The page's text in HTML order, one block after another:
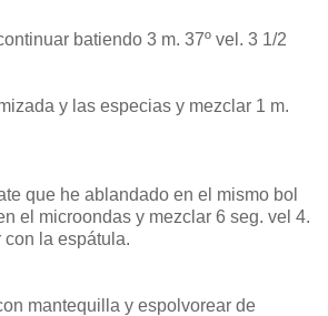
batiendo 3 m. 37º vel. 3 1/2
y las especias y mezclar 1 m.
que he ablandado en el mismo bol
el microondas y mezclar 6 seg. vel 4.
con la espátula.
mantequilla y espolvorear de